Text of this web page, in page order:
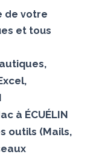
de votre
et tous
à ÉCUÉLIN
outils (Mails,